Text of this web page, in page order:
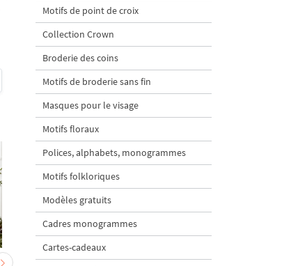
machine "coléoptère sur
branche de framboisier" -
4 tailles
$5| Acheter
Beetle en dentelle
Chevreau au nœud rouge
Sapin de Noël en sac
Motifs de point de croix
Collection Crown
Broderie des coins
Motifs de broderie sans fin
Masques pour le visage
Motifs floraux
Polices, alphabets, monogrammes
Motifs folkloriques
Modèles gratuits
Cadres monogrammes
Cartes-cadeaux